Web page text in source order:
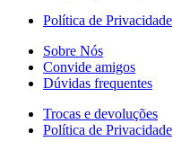
Política de Privacidade
Sobre Nós
Convide amigos
Dúvidas frequentes
Trocas e devoluções
Política de Privacidade